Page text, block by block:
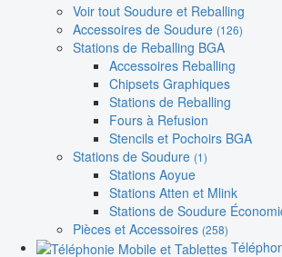
Voir tout Soudure et Reballing
Accessoires de Soudure (126)
Stations de Reballing BGA
Accessoires Reballing
Chipsets Graphiques
Stations de Reballing
Fours à Refusion
Stencils et Pochoirs BGA
Stations de Soudure (1)
Stations Aoyue
Stations Atten et Mlink
Stations de Soudure
Pièces et Accessoires (258)